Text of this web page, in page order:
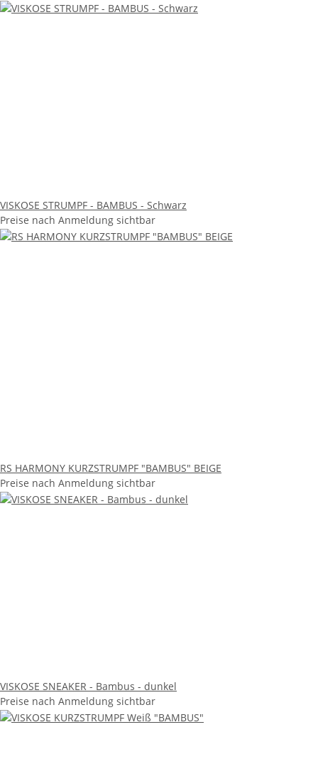
VISKOSE STRUMPF - BAMBUS - Schwarz
Preise nach Anmeldung sichtbar
RS HARMONY KURZSTRUMPF "BAMBUS" BEIGE
Preise nach Anmeldung sichtbar
VISKOSE SNEAKER - Bambus - dunkel
Preise nach Anmeldung sichtbar